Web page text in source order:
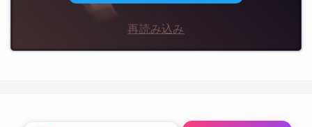
再読み込み